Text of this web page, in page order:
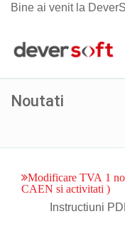
Bine ai venit la
Noutati
Modificare TVA 1
CAEN si activitati )
Instructiuni